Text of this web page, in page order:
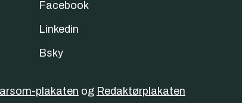
Facebook
Linkedin
Bsky
plakaten og Redaktørplakaten